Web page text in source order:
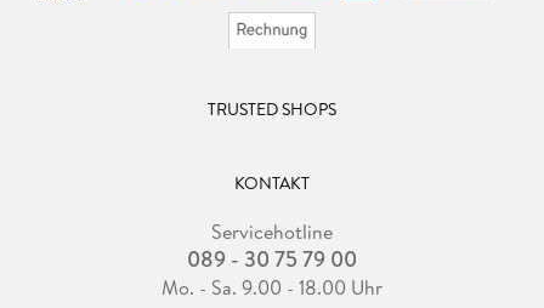
TRUSTED SHOPS
KONTAKT
Servicehotline
089 - 30 75 79 00
Mo. - Sa. 9.00 - 18.00 Uhr